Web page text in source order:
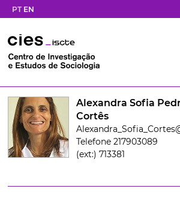
PT EN
Alexandra Sofia
Cortês
Telefone 217903089
(ext:) 713381